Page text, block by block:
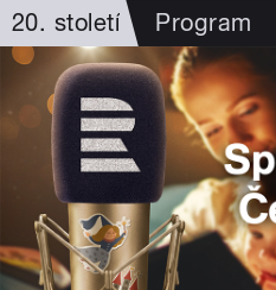
20. století Program